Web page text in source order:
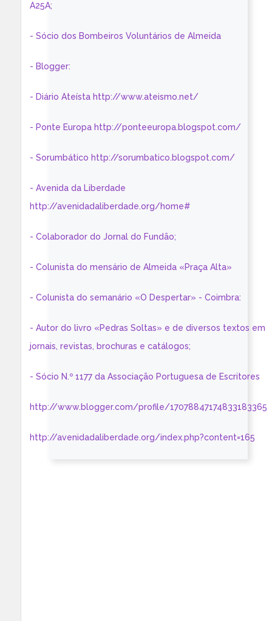
A25A;
- Sócio dos Bombeiros Voluntários de Almeida
- Blogger:
- Diário Ateísta http://www.ateismo.net/
- Ponte Europa http://ponteeuropa.blogspot.com/
- Sorumbático http://sorumbatico.blogspot.com/
- Avenida da Liberdade
http://avenidadaliberdade.org/home#
- Colaborador do Jornal do Fundão;
- Colunista do mensário de Almeida «Praça Alta»
- Colunista do semanário «O Despertar» - Coimbra:
- Autor do livro «Pedras Soltas» e de diversos textos em
jornais, revistas, brochuras e catálogos;
- Sócio N.º 1177 da Associação Portuguesa de Escritores
http://www.blogger.com/profile/17078847174833183365
http://avenidadaliberdade.org/index.php?content=165